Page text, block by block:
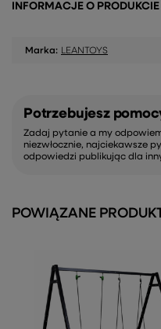
INFORMACJE O PRODUKCIE
Marka: LEANTOYS
Potrzebujesz
Zadaj pytanie a my
niezwłocznie, najciekawsze
odpowiedzi publikując dla
POWIĄZANE